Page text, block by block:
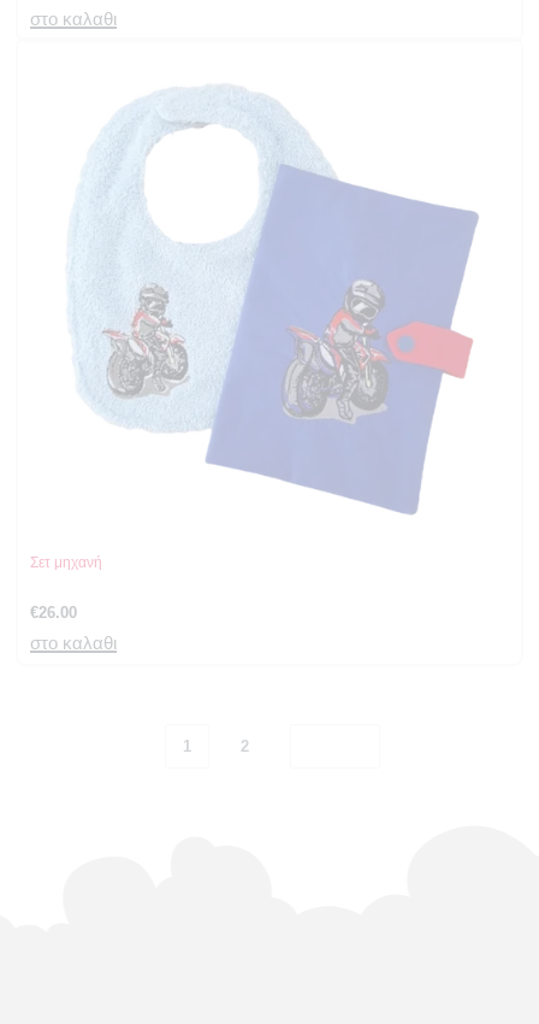
στο καλαθι
Σετ μηχανή
€26.00
στο καλαθι
1 2